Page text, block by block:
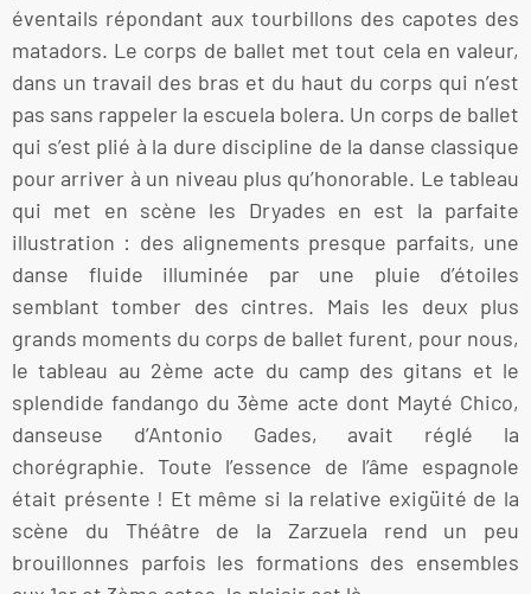
éventails répondant aux tourbillons des capotes des
matadors. Le corps de ballet met tout cela en valeur,
dans un travail des bras et du haut du corps qui n’est
pas sans rappeler la escuela bolera. Un corps de ballet
qui s’est plié à la dure discipline de la danse classique
pour arriver à un niveau plus qu’honorable. Le tableau
qui met en scène les Dryades en est la parfaite
illustration : des alignements presque parfaits, une
danse fluide illuminée par une pluie d’étoiles
semblant tomber des cintres. Mais les deux plus
grands moments du corps de ballet furent, pour nous,
le tableau au 2ème acte du camp des gitans et le
splendide fandango du 3ème acte dont Mayté Chico,
danseuse d’Antonio Gades, avait réglé la
chorégraphie. Toute l’essence de l’âme espagnole
était présente ! Et même si la relative exigüité de la
scène du Théâtre de la Zarzuela rend un peu
brouillonnes parfois les formations des ensembles